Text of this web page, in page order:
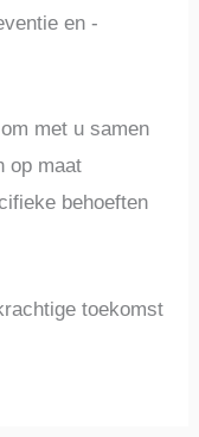
en -
met u samen
op maat
behoeften
toekomst